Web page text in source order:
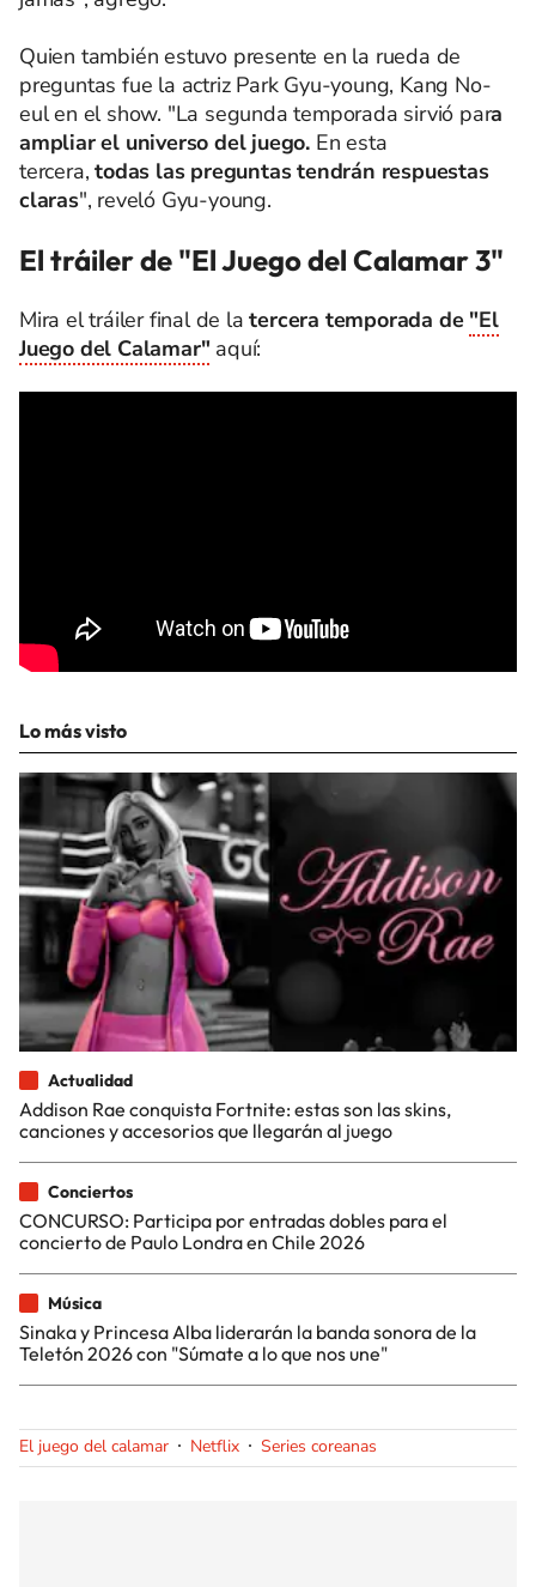
Quien también estuvo presente en la rueda de
preguntas fue la actriz Park Gyu-young, Kang No-
eul en el show. "La segunda temporada sirvió para
ampliar el universo del juego. En esta
tercera,todas las preguntas tendrán respuestas
claras", reveló Gyu-young.
El tráiler de "El Juego del Calamar 3"
Mira el tráiler final de latercera temporada de "El
Juego del Calamar" aquí:
Lo más visto
Actualidad
Addison Rae conquista Fortnite: estas son las skins,
canciones y accesorios que llegarán al juego
Conciertos
CONCURSO: Participa por entradas dobles para el
concierto de Paulo Londra en Chile 2026
Música
Sinaka y Princesa Alba liderarán la banda sonora de la
Teletón 2026 con "Súmate a lo que nos une"
El juego del calamar Netflix Series coreanas